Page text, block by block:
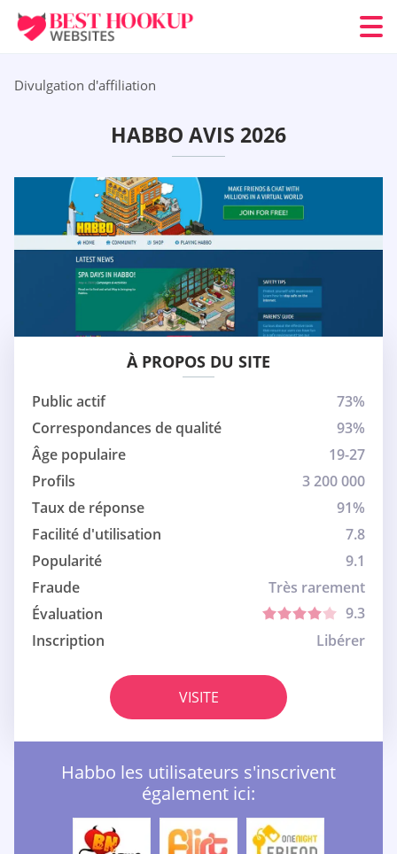
Divulgation d'affiliation
HABBO AVIS 2026
À PROPOS DU SITE
Public actif
73%
Correspondances de qualité
93%
Âge populaire
19-27
Profils
3 200 000
Taux de réponse
91%
Facilité d'utilisation
7.8
Popularité
9.1
Fraude
Très rarement
Évaluation
9.3
Inscription
Libérer
VISITE
Habbo les utilisateurs s'inscrivent
également ici: